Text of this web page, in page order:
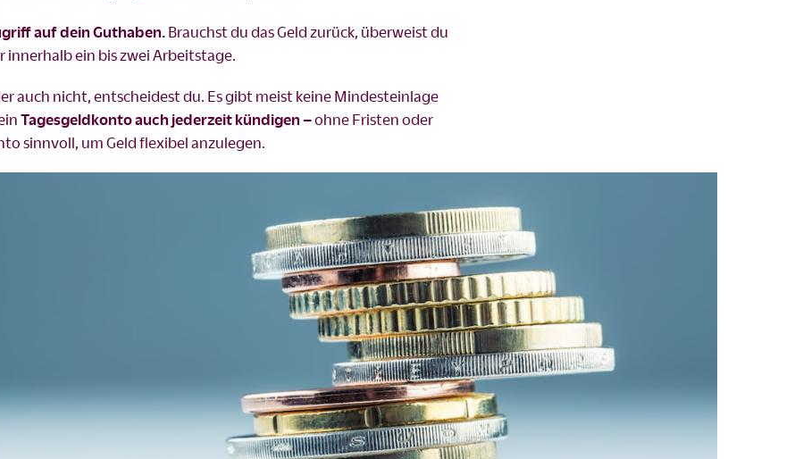
auf dein Guthaben. Brauchst du das Geld zurück, überweist du
innerhalb ein bis zwei Arbeitstage.
auch nicht, entscheidest du. Es gibt meist keine Mindesteinlage
Tagesgeldkonto auch jederzeit kündigen –ohne Fristen oder
sinnvoll, um Geld flexibel anzulegen.